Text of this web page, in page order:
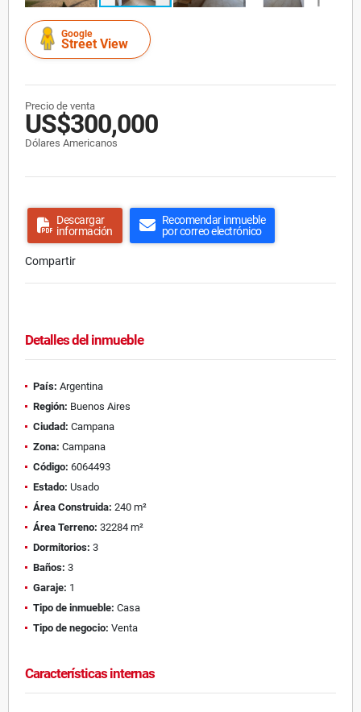
Google
Street View
Precio de venta
US$300,000
Dólares Americanos
Descargar
información
Recomendar inmueble
por correo electrónico
Compartir
Detalles del inmueble
País: Argentina
Región: Buenos Aires
Ciudad: Campana
Zona: Campana
Código: 6064493
Estado: Usado
Área Construida: 240 m²
Área Terreno: 32284 m²
Dormitorios: 3
Baños: 3
Garaje: 1
Tipo de inmueble: Casa
Tipo de negocio: Venta
Características internas